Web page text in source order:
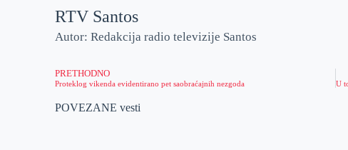
RTV Santos
Autor: Redakcija radio televizije Santos
PRETHODNO
Proteklog vikenda evidentirano pet saobraćajnih nezgoda
POVEZANE vesti